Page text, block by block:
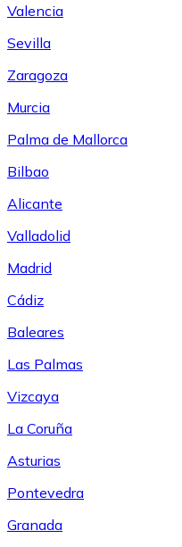
Valencia
Sevilla
Zaragoza
Murcia
Palma de Mallorca
Bilbao
Alicante
Valladolid
Madrid
Cádiz
Baleares
Las Palmas
Vizcaya
La Coruña
Asturias
Pontevedra
Granada